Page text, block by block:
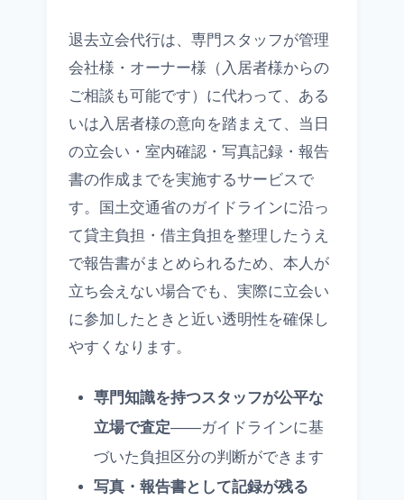
退去立会代行は、専門スタッフが管理
会社様・オーナー様（入居者様からの
ご相談も可能です）に代わって、ある
いは入居者様の意向を踏まえて、当日
の立会い・室内確認・写真記録・報告
書の作成までを実施するサービスで
す。国土交通省のガイドラインに沿っ
て貸主負担・借主負担を整理したうえ
で報告書がまとめられるため、本人が
立ち会えない場合でも、実際に立会い
に参加したときと近い透明性を確保し
やすくなります。
専門知識を持つスタッフが公平な
立場で査定——ガイドラインに基
づいた負担区分の判断ができます
写真・報告書として記録が残る